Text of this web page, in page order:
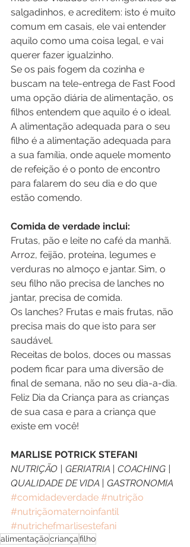
salgadinhos, e acreditem: isto é muito
comum em casais, ele vai entender
aquilo como uma coisa legal, e vai
querer fazer igualzinho.
Se os pais fogem da cozinha e
buscam na tele-entrega de Fast Food
uma opção diária de alimentação, os
filhos entendem que aquilo é o ideal.
A alimentação adequada para o seu
filho é a alimentação adequada para
a sua família, onde aquele momento
de refeição é o ponto de encontro
para falarem do seu dia e do que
estão comendo.
Comida de verdade inclui:
Frutas, pão e leite no café da manhã.
Arroz, feijão, proteína, legumes e
verduras no almoço e jantar. Sim, o
seu filho não precisa de lanches no
jantar, precisa de comida.
Os lanches? Frutas e mais frutas, não
precisa mais do que isto para ser
saudável.
Receitas de bolos, doces ou massas
podem ficar para uma diversão de
final de semana, não no seu dia-a-dia.
Feliz Dia da Criança para as crianças
de sua casa e para a criança que
existe em você!
MARLISE POTRICK STEFANI
NUTRIÇÃO | GERIATRIA | COACHING |
QUALIDADE DE VIDA | GASTRONOMIA
#comidadeverdade #nutrição
#nutriçãomaternoinfantil
#nutrichefmarlisestefani
alimentaçãocriançafilho